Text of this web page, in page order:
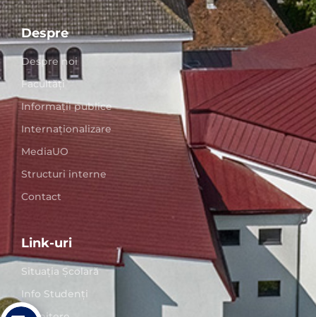
Despre
Despre noi
Facultăți
Informații publice
Internaționalizare
MediaUO
Structuri interne
Contact
Link-uri
Situaţia Școlară
Info Studenți